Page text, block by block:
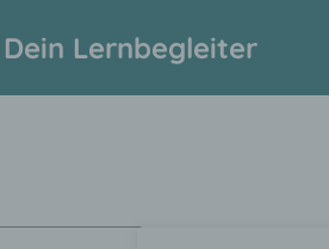
Dein Lernbegleiter